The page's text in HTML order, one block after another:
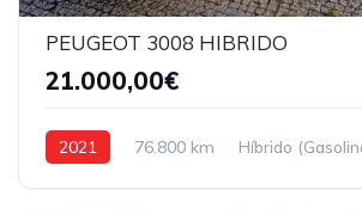
PEUGEOT 3008 HIBRIDO
21.000,00€
2021 76.800 km
Híbrido